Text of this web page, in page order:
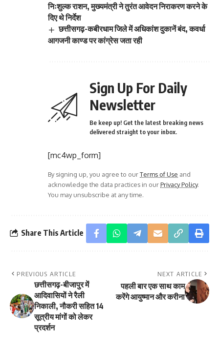
निःशुल्क राशन, मुख्यमंत्री ने तुरंत आवेदन निराकरण करने के
दिए थे निर्देश
छत्तीसगढ़-कबीरधाम जिले में अधिकांश दुकानें बंद, कवर्धा
आगजनी काण्ड पर कांग्रेस जता रही
Sign Up For Daily
Newsletter
Be keep up! Get the latest breaking news
delivered straight to your inbox.
[mc4wp_form]
By signing up, you agree to ourTerms of Use and
acknowledge the data practices in ourPrivacy Policy.
You may unsubscribe at any time.
Share This Article
PREVIOUS ARTICLE
छत्तीसगढ़-बीजापुर में
आदिवासियों ने रैली
निकाली, नौकरी सहित 14
सूत्रीय मांगों को लेकर
प्रदर्शन
NEXT ARTICLE
पहली बार एक साथ काम
करेंगे आयुष्मान और करीना